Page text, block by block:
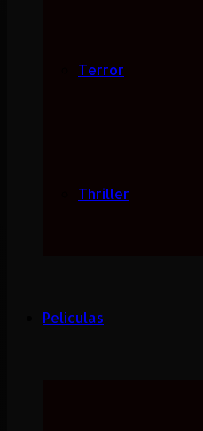
Terror
Thriller
Peliculas